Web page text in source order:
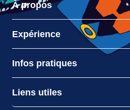
À propos
Expérience
Infos pratiques
Liens utiles